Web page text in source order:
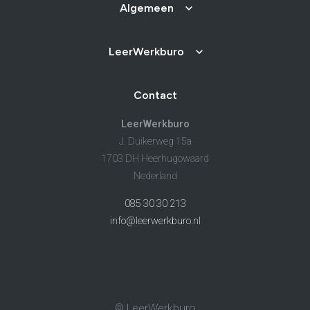
Algemeen
LeerWerkburo
Contact
LeerWerkburo
J. Duikerweg 15a
1703 DH Heerhugowaard
Nederland
085 30 30 213
info@leerwerkburo.nl